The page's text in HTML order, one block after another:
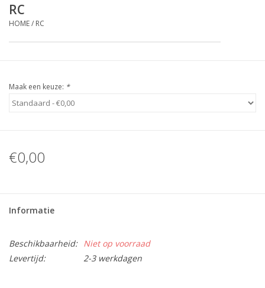
Cadeaukaarten
RC
HOME/ RC
Maak een keuze: *
€0,00
Informatie
Beschikbaarheid: Niet op voorraad
Levertijd:
2-3 werkdagen